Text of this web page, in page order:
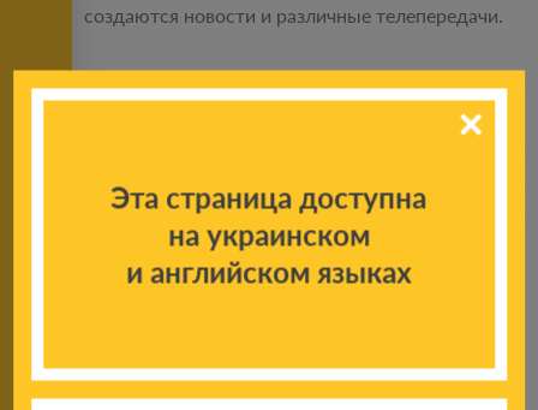
создаются новости и различные телепередачи.
Дети, которые побывали на экскурсии, выразили
свой восторг от увиденного. Встреча с
вдохновила на многие вопросы, которые могут в
дальнейшем привести к настоящей
профессиональной заинтересованности в медиа-
сфере.
Эта страница доступна
на украинском
и английском языках